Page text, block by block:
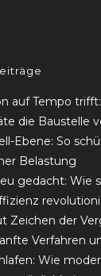
auf Tempo
die Baustelle
Ebene: So
Belastung
gedacht: Wie
Zeichen der
Verfahren
Wie